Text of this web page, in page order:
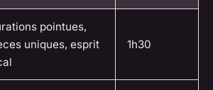
pointues,
uniques, esprit
1h30